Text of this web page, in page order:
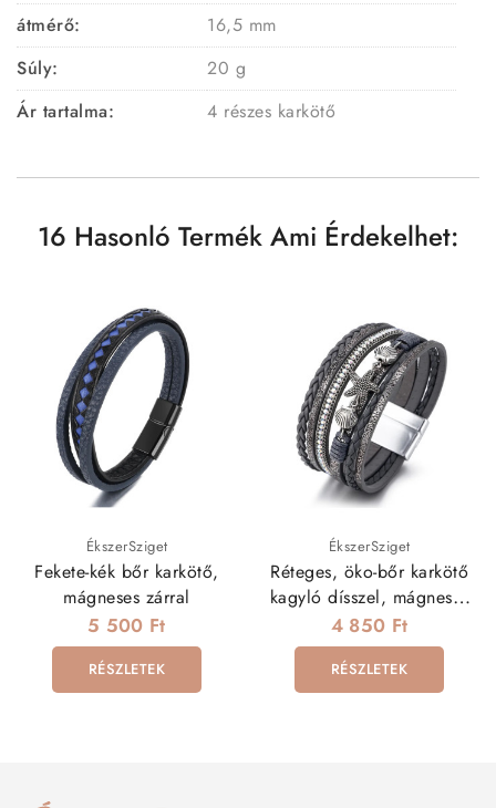
átmérő:
16,5 mm
Súly:
20 g
Ár tartalma:
4 részes karkötő
16 Hasonló Termék Ami Érdekelhet:
ÉkszerSziget
Fekete-kék bőr karkötő,
mágneses zárral
5 500 Ft
RÉSZLETEK
ÉkszerSziget
Réteges, öko-bőr karkötő
kagyló dísszel, mágneses
kapoccsal
4 850 Ft
RÉSZLETEK